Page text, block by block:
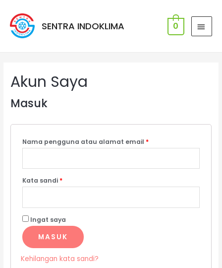
SENTRA INDOKLIMA 0
Akun Saya
Masuk
Nama pengguna atau alamat email *
Kata sandi *
Ingat saya
MASUK
Kehilangan kata sandi?